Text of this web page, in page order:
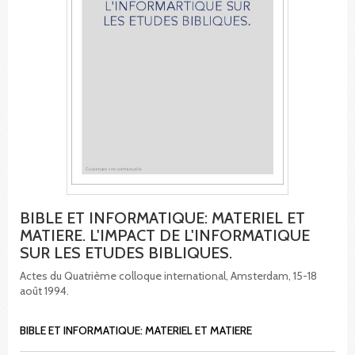
BIBLE ET INFORMATIQUE: MATERIEL ET
MATIERE. L'IMPACT DE L'INFORMATIQUE
SUR LES ETUDES BIBLIQUES.
Actes du Quatrième colloque international, Amsterdam, 15-18
août 1994.
BIBLE ET INFORMATIQUE: MATERIEL ET MATIERE